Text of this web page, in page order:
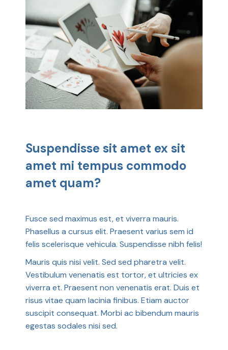
Suspendisse sit amet ex sit
amet mi tempus commodo
amet quam?
Fusce sed maximus est, et viverra mauris.
Phasellus a cursus elit. Praesent varius sem id
felis scelerisque vehicula. Suspendisse nibh felis!
Mauris quis nisi velit. Sed sed pharetra velit.
Vestibulum venenatis est tortor, et ultricies ex
viverra et. Praesent non venenatis erat. Duis et
risus vitae quam lacinia finibus. Etiam auctor
suscipit consequat. Morbi ac bibendum mauris
egestas sodales nisi sed.